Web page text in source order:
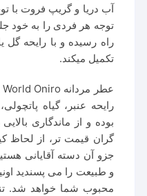
آب دریا و گریپ‌ فروت با
توجه هر فردی را به خود
راه رسیده و با رایحه گل
تکمیل میکند.
رایحه عنبر، گیاه
بوده و از ماندگاری
گران قیمت تر، از لحاظ
جزو آن دسته آقایانی
و طبیعت را می پسندید
محبوب شما خواهد شد.